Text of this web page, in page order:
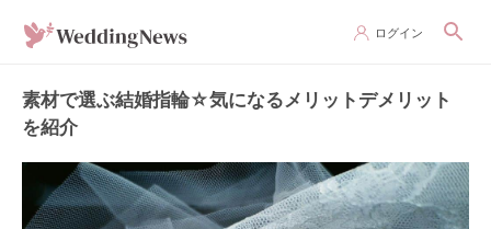
ログイン
素材で選ぶ結婚指輪☆気になるメリットデメリット
を紹介